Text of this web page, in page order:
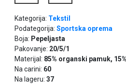
Kategorija: Tekstil
Podategorija: Sportska oprema
Boja: Pepeljasta
Pakovanje: 20/5/1
Materijal: 85% organski pamuk,
Na carini: 60
Na lageru: 37